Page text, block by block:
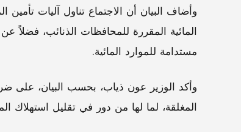
وأضاف البيان أن الاجتماع تناول آليات
المائية المقررة للمحافظات الذنائب، فضلاً
مستدامة للموارد المائية.
وأكد الوزير عون ذياب، بحسب البيان، على
المغلقة، لما لها من دور في تقليل استهلاك